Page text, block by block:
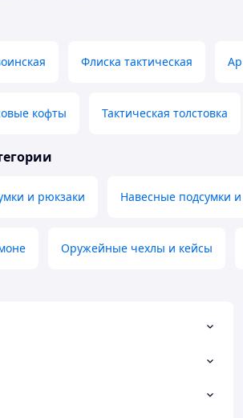
Флиска тактическая
кофты Тактическая толстовка
и рюкзаки Навесные подсумки
Оружейные чехлы и кейсы